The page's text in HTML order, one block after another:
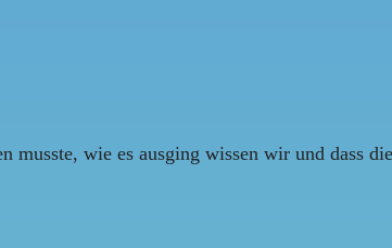
musste, wie es ausging wissen wir und dass